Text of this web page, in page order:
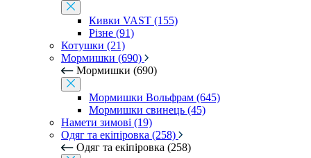
Кивки VAST (155)
Різне (91)
Котушки (21)
Мормишки (690)
Мормишки (690)
Мормишки Вольфрам (645)
Мормишки свинець (45)
Намети зимові (19)
Одяг та екіпіровка (258)
Одяг та екіпіровка (258)